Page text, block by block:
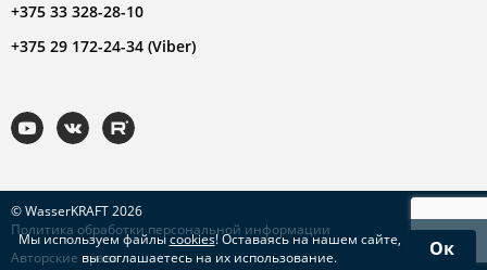
Мы используем файлыcookies! Оставаясь на нашем сайте,
вы соглашаетесь на их использование.
Ок
+375 33 328-28-10
+375 29 172-24-34 (Viber)
© WasserKRAFT 2026
Политика обработки персональной информации
Авторские права